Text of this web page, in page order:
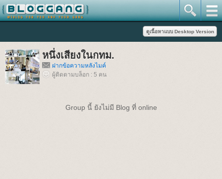
หนึ่งเสียงในกทม.
ฝากข้อความหลังไมค์
ผู้ติดตามบล็อก : 5 คน
Group นี้ ยังไม่มี Blog ที่ online